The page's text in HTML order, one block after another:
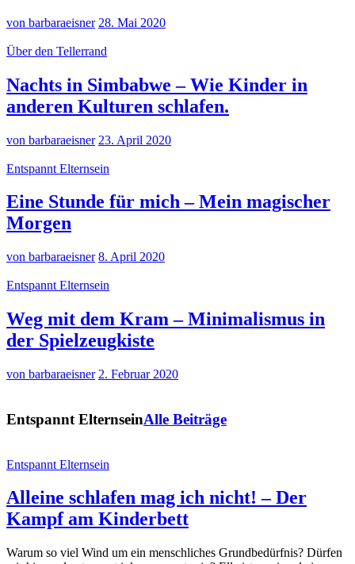
von barbaraeisner 28. Mai 2020
Über den Tellerrand
Nachts in Simbabwe – Wie Kinder in
anderen Kulturen schlafen.
von barbaraeisner 23. April 2020
Entspannt Elternsein
Eine Stunde für mich – Mein magischer
Morgen
von barbaraeisner 8. April 2020
Entspannt Elternsein
Weg mit dem Kram – Minimalismus in
der Spielzeugkiste
von barbaraeisner 2. Februar 2020
Entspannt ElternseinAlle Beiträge
Entspannt Elternsein
Alleine schlafen mag ich nicht! – Der
Kampf am Kinderbett
Warum so viel Wind um ein menschliches Grundbedürfnis? Dürfen